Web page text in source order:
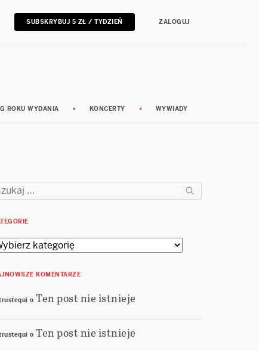
SUBSKRYBUJ 5 ZŁ / TYDZIEŃ ZALOGUJ
ROKU WYDANIA KONCERTY WYWIADY
KOMENTARZE
o Ten post nie istnieje
o Ten post nie istnieje